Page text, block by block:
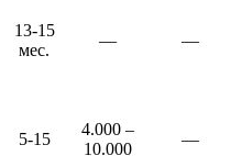
13-15
мес.
— —
5-15
4.000 –
10.000
—